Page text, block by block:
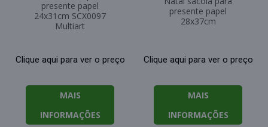
presente papel
24x31cm SCX0097
Multiart
Clique aqui para ver o preço
MAIS
INFORMAÇÕES
presente papel
28x37cm
Clique aqui para ver o preço
MAIS
INFORMAÇÕES